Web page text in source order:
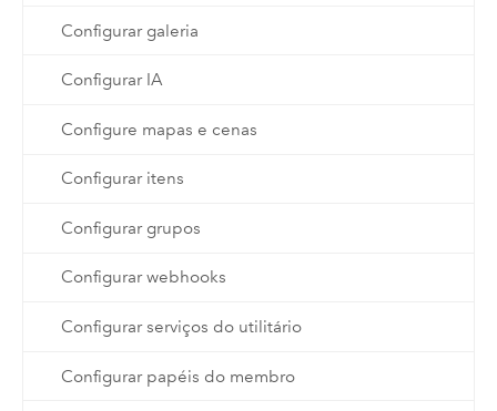
Configurar galeria
Configurar IA
Configure mapas e cenas
Configurar itens
Configurar grupos
Configurar webhooks
Configurar serviços do utilitário
Configurar papéis do membro